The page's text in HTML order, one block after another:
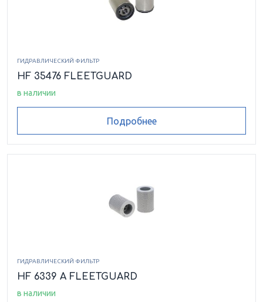
ГИДРАВЛИЧЕСКИЙ ФИЛЬТР
HF 35476 FLEETGUARD
в наличии
Подробнее
ГИДРАВЛИЧЕСКИЙ ФИЛЬТР
HF 6339 A FLEETGUARD
в наличии